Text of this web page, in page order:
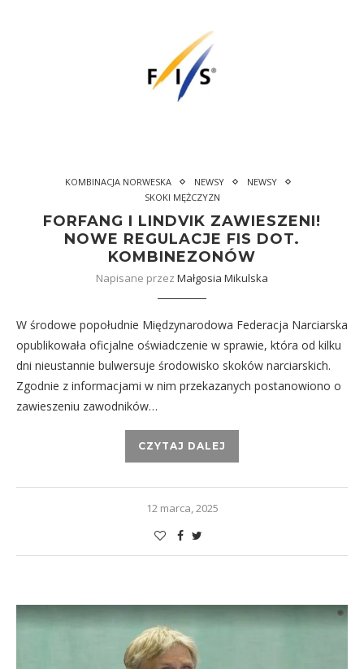
KOMBINACJA NORWESKA NEWSY
NEWSY
SKOKI MĘŻCZYZN
FORFANG I LINDVIK ZAWIESZENI!
NOWE REGULACJE FIS DOT.
KOMBINEZONÓW
Napisane przez Małgosia Mikulska
W środowe popołudnie Międzynarodowa Federacja Narciarska
opublikowała oficjalne oświadczenie w sprawie, która od kilku
dni nieustannie bulwersuje środowisko skoków narciarskich.
Zgodnie z informacjami w nim przekazanych postanowiono o
zawieszeniu zawodników…
CZYTAJ DALEJ
12 marca, 2025